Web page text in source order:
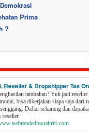
Prima
?
Reseller & Dropshipper Tas
tambahan? Yuk jadi
bisa dikerjakan siapa saja dari
Daftar sekarang dan
reseller